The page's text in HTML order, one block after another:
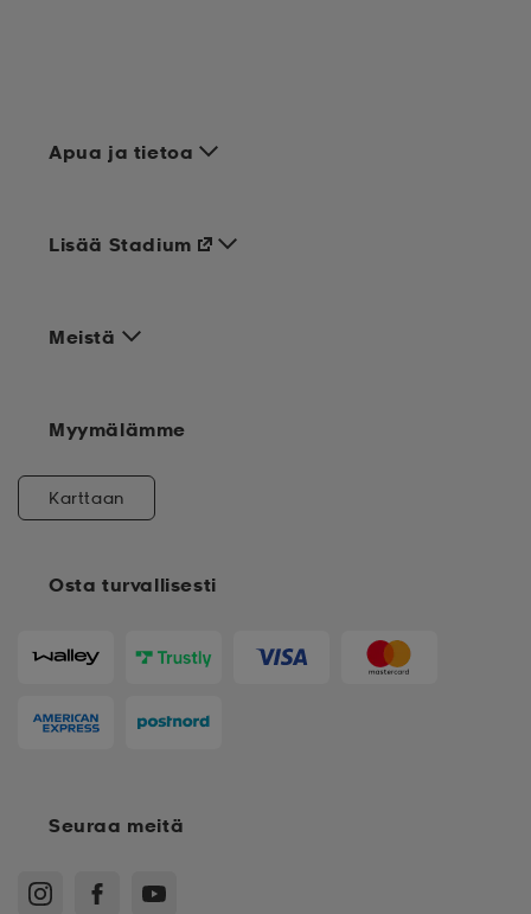
Apua ja tietoa
Meistä
Osta turvallisesti
Lisää Stadium
Myymälämme
Karttaan
Seuraa meitä